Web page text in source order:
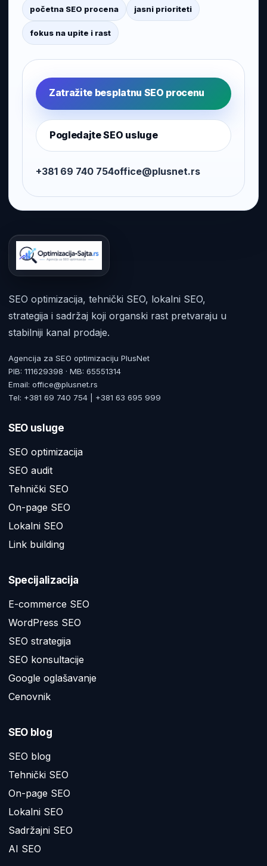
početna SEO procena jasni prioriteti
fokus na upite i rast
Zatražite besplatnu SEO procenu
Pogledajte SEO usluge
+381 69 740 754office@plusnet.rs
SEO optimizacija, tehnički SEO, lokalni SEO,
strategija i sadržaj koji organski rast pretvaraju u
stabilniji kanal prodaje.
Agencija za SEO optimizaciju PlusNet
PIB: 111629398 · MB: 65551314
Email: office@plusnet.rs
Tel: +381 69 740 754 | +381 63 695 999
SEO usluge
SEO optimizacija
SEO audit
Tehnički SEO
On-page SEO
Lokalni SEO
Link building
Specijalizacija
E-commerce SEO
WordPress SEO
SEO strategija
SEO konsultacije
Google oglašavanje
Cenovnik
SEO blog
SEO blog
Tehnički SEO
On-page SEO
Lokalni SEO
Sadržajni SEO
AI SEO